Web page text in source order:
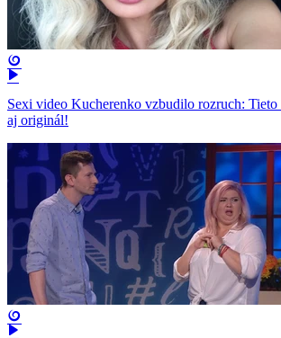
Sexi video Kucherenko vzbudilo rozruch: Tieto
aj originál!